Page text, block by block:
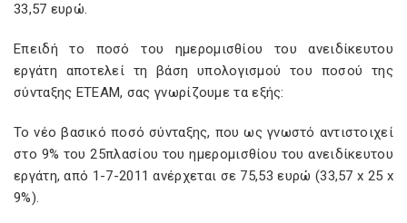
33,57 ευρώ.
Επειδή το ποσό του ημερομισθίου του ανειδίκευτου
εργάτη αποτελεί τη βάση υπολογισμού του ποσού της
σύνταξης ΕΤΕΑΜ, σας γνωρίζουμε τα εξής:
Το νέο βασικό ποσό σύνταξης, που ως γνωστό αντιστοιχεί
στο 9% του 25πλασίου του ημερομισθίου του ανειδίκευτου
εργάτη, από 1-7-2011 ανέρχεται σε 75,53 ευρώ (33,57 x 25 x
9%).